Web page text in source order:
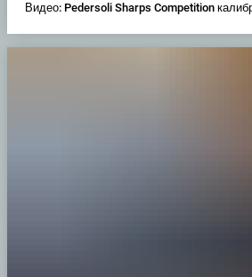
Видео: Pedersoli Sharps Competition